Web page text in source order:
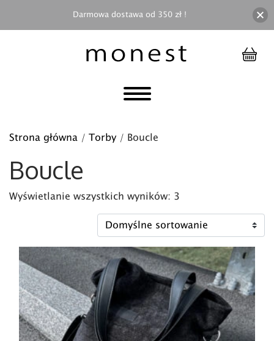
Strona główna / Torby / Boucle
Boucle
Wyświetlanie wszystkich wyników: 3
Ten produkt ma wiele wariantów. Opcje można
Darmowa dostawa od 350 zł !